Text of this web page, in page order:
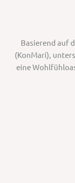
Basierend auf
(KonMari),
eine